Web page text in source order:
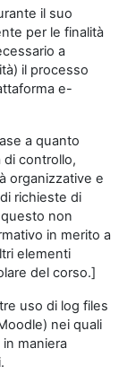
il suo
per le finalità
a
il processo
e-
a quanto
controllo,
organizzative e
richieste di
non
in merito a
elementi
del corso.]
uso di log files
nei quali
maniera